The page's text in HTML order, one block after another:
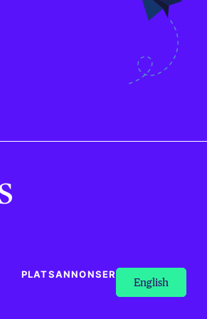
PLATSANNONSER
English